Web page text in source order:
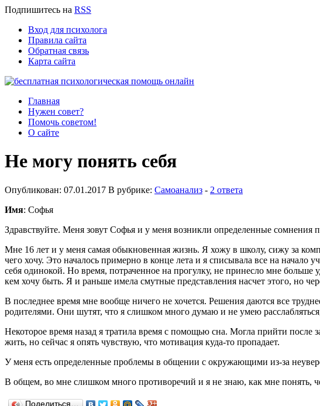
Подпишитесь на RSS
Вход для психолога
Правила сайта
Обратная связь
Карта сайта
Главная
Нужен совет?
Помочь советом!
О сайте
Не могу понять себя
Опубликован: 07.01.2017 В рубрике: Самоанализ - 2 ответа
Имя: Софья
Здравствуйте. Меня зовут Софья и у меня возникли определенные сомнения
Мне 16 лет и у меня самая обыкновенная жизнь. Я хожу в школу, сижу за
чего хочу. Это началось примерно в конце лета и я списывала все на начало
себя одинокой. Но время, потраченное на прогулку, не принесло мне
кем хочу быть. Я и раньше имела смутные представления насчет этого, но
В последнее время мне вообще ничего не хочется. Решения даются все
родителями. Они шутят, что я слишком много думаю и не умею
Некоторое время назад я тратила время с помощью сна. Могла прийти после
жить, но сейчас я опять чувствую, что мотивация куда-то пропадает.
У меня есть определенные проблемы в общении с окружающими из-за
В общем, во мне слишком много противоречий и я не знаю, как мне понять,
Поделиться…